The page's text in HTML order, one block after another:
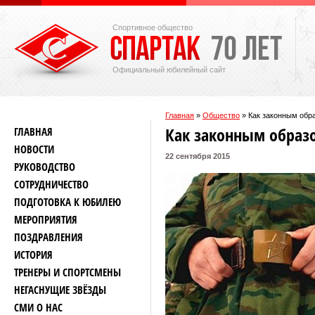
Спортивное общество
Официальный юбилейный сайт
Главная » Общество » Как законным
ГЛАВНАЯ
НОВОСТИ
РУКОВОДСТВО
СОТРУДНИЧЕСТВО
ПОДГОТОВКА К ЮБИЛЕЮ
МЕРОПРИЯТИЯ
ПОЗДРАВЛЕНИЯ
ИСТОРИЯ
ТРЕНЕРЫ И СПОРТСМЕНЫ
НЕГАСНУЩИЕ ЗВЁЗДЫ
СМИ О НАС
Как законным
22 сентября 2015